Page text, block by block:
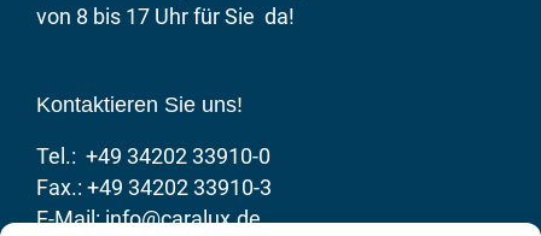
von 8 bis 17 Uhr für Sie da!
Kontaktieren Sie uns!
Tel.: +49 34202 33910-0
Fax.: +49 34202 33910-3
E-Mail: info@caralux.de